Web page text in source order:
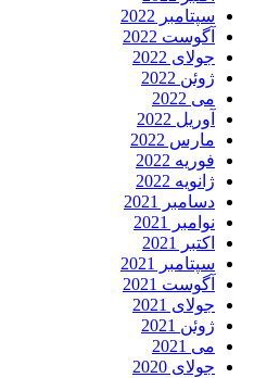
سپتامبر 2022
آگوست 2022
جولای 2022
ژوئن 2022
می 2022
آوریل 2022
مارس 2022
فوریه 2022
ژانویه 2022
دسامبر 2021
نوامبر 2021
اکتبر 2021
سپتامبر 2021
آگوست 2021
جولای 2021
ژوئن 2021
می 2021
جولای 2020